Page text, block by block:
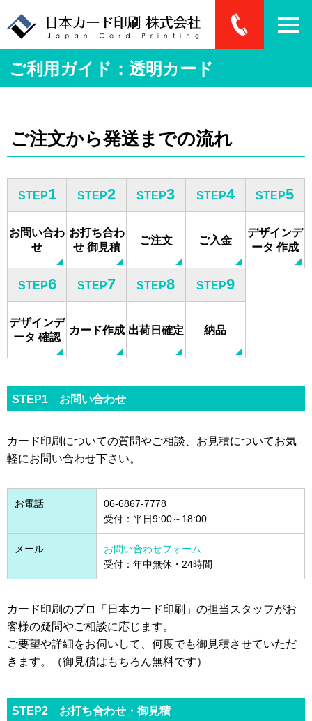
ご利用ガイド：透明カード
ご注文から発送までの流れ
STEP1
お問い合わ
せ
STEP2
お打ち合わ
せ御見積
STEP3
ご注文
STEP4
ご入金
STEP5
デザインデ
ータ 作成
STEP6
デザインデ
ータ 確認
STEP7
カード作成
STEP8
出荷日確定
STEP9
納品
STEP1 お問い合わせ
カード印刷についての質問やご相談、お見積についてお気
軽にお問い合わせ下さい。
お電話
06-6867-7778
受付：平日9:00～18:00
メール
お問い合わせフォーム
受付：年中無休・24時間
カード印刷のプロ「日本カード印刷」の担当スタッフがお
客様の疑問やご相談に応じます。
ご要望や詳細をお伺いして、何度でも御見積させていただ
きます。（御見積はもちろん無料です）
STEP2 お打ち合わせ・御見積